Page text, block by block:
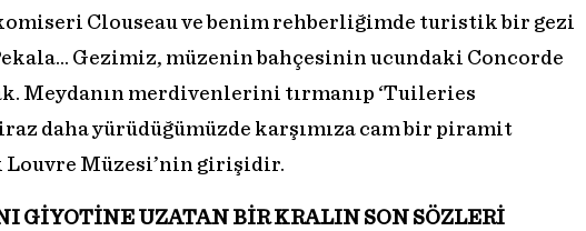
Clouseau ve benim rehberliğimde turistik bir gezi
Gezimiz, müzenin bahçesinin ucundaki Concorde
Meydanın merdivenlerini tırmanıp ‘Tuileries
daha yürüdüğümüzde karşımıza cam bir piramit
Louvre Müzesi’nin girişidir.
GİYOTİNE UZATAN BİR KRALIN SON SÖZLERİ